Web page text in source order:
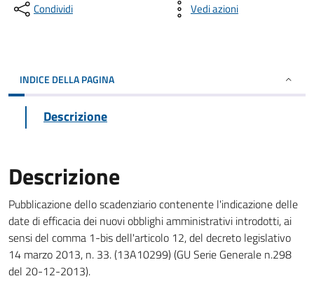
Condividi Vedi azioni
INDICE DELLA PAGINA
Descrizione
Descrizione
Pubblicazione dello scadenziario contenente l'indicazione delle
date di efficacia dei nuovi obblighi amministrativi introdotti, ai
sensi del comma 1-bis dell'articolo 12, del decreto legislativo
14 marzo 2013, n. 33. (13A10299) (GU Serie Generale n.298
del 20-12-2013).